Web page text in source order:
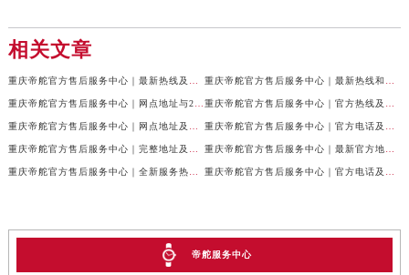
相关文章
帝舵服务中心